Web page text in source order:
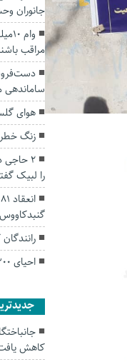
جانوران
مراقب
هوای گلستان ۸
زنگ
۲
را لبیک
گنبدکاووس
احیای ۳۰۰ قنات تا ۳ سال آینده در گلستان
کاهش